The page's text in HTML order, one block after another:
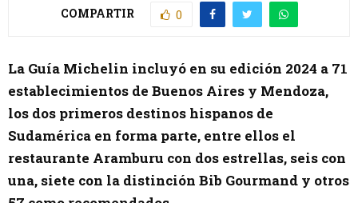
COMPARTIR 0
La Guía Michelin incluyó en su edición 2024 a 71
establecimientos de Buenos Aires y Mendoza,
los dos primeros destinos hispanos de
Sudamérica en forma parte, entre ellos el
restaurante Aramburu con dos estrellas, seis con
una, siete con la distinción Bib Gourmand y otros